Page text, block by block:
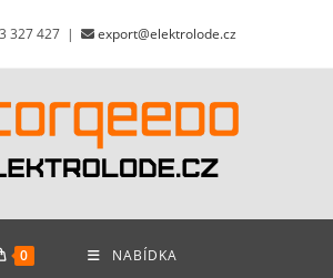
327 427 | export@elektrolode.cz
0 NABÍDKA